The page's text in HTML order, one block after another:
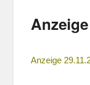
Anzeige